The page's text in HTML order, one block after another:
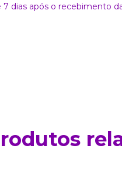
dias após o recebimento